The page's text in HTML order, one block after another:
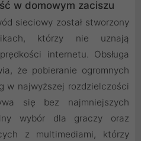
w domowym zaciszu
sieciowy został stworzony
którzy nie uznają
internetu. Obsługa
że pobieranie ogromnych
w najwyższej rozdzielczości
się bez najmniejszych
wybór dla graczy oraz
z multimediami, którzy